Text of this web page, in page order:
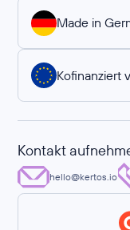
Made in
Kofinanziert
Kontakt
hello@kertos.io